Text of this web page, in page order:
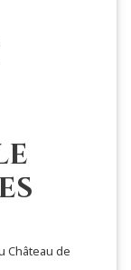
Château de